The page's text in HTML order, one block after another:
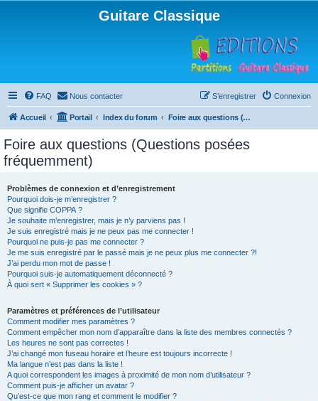
Guitare Classique
FAQ Nous contacter Connexion
S’enregistrer
Accueil Portail Index du forum Foire aux questions (Questions posées fréquemment)
Foire aux questions (Questions posées
fréquemment)
Problèmes de connexion et d’enregistrement
Pourquoi dois-je m’enregistrer ?
Que signifie COPPA ?
Je souhaite m’enregistrer, mais je n’y parviens pas !
Je suis enregistré mais je ne peux pas me connecter !
Pourquoi ne puis-je pas me connecter ?
Je me suis enregistré par le passé mais je ne peux plus me connecter ?!
J’ai perdu mon mot de passe !
Pourquoi suis-je automatiquement déconnecté ?
À quoi sert « Supprimer les cookies » ?
Paramètres et préférences de l’utilisateur
Comment modifier mes paramètres ?
Comment empêcher mon nom d’apparaître dans la liste des membres connectés ?
Les heures ne sont pas correctes !
J’ai changé mon fuseau horaire et l’heure est toujours incorrecte !
Ma langue n’est pas dans la liste !
A quoi correspondent les images à proximité de mon nom d’utilisateur ?
Comment puis-je afficher un avatar ?
Qu’est-ce que mon rang et comment le modifier ?